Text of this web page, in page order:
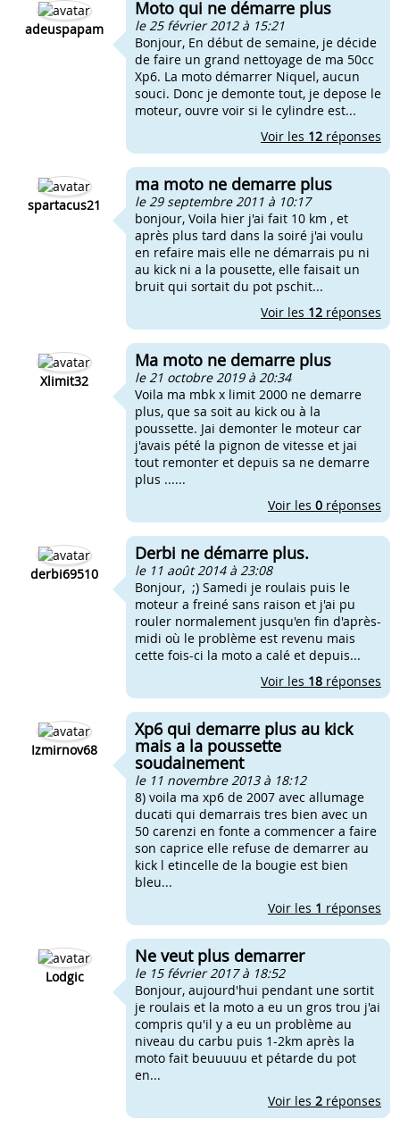
adeuspapam
Moto qui ne démarre plus
le 25 février 2012 à 15:21
Bonjour, En début de semaine, je décide
de faire un grand nettoyage de ma 50cc
Xp6. La moto démarrer Niquel, aucun
souci. Donc je demonte tout, je depose le
moteur, ouvre voir si le cylindre est...
Voir les 12 réponses
spartacus21
ma moto ne demarre plus
le 29 septembre 2011 à 10:17
bonjour, Voila hier j'ai fait 10 km , et
après plus tard dans la soiré j'ai voulu
en refaire mais elle ne démarrais pu ni
au kick ni a la pousette, elle faisait un
bruit qui sortait du pot pschit...
Voir les 12 réponses
Xlimit32
Ma moto ne demarre plus
le 21 octobre 2019 à 20:34
Voila ma mbk x limit 2000 ne demarre
plus, que sa soit au kick ou à la
poussette. Jai demonter le moteur car
j'avais pété la pignon de vitesse et jai
tout remonter et depuis sa ne demarre
plus ......
Voir les 0 réponses
derbi69510
Derbi ne démarre plus.
le 11 août 2014 à 23:08
Bonjour, ;) Samedi je roulais puis le
moteur a freiné sans raison et j'ai pu
rouler normalement jusqu'en fin d'après-
midi où le problème est revenu mais
cette fois-ci la moto a calé et depuis...
Voir les 18 réponses
Izmirnov68
Xp6 qui demarre plus au kick
mais a la poussette
soudainement
le 11 novembre 2013 à 18:12
8) voila ma xp6 de 2007 avec allumage
ducati qui demarrais tres bien avec un
50 carenzi en fonte a commencer a faire
son caprice elle refuse de demarrer au
kick l etincelle de la bougie est bien
bleu...
Voir les 1 réponses
Lodgic
Ne veut plus demarrer
le 15 février 2017 à 18:52
Bonjour, aujourd'hui pendant une sortit
je roulais et la moto a eu un gros trou j'ai
compris qu'il y a eu un problème au
niveau du carbu puis 1-2km après la
moto fait beuuuuu et pétarde du pot
en...
Voir les 2 réponses